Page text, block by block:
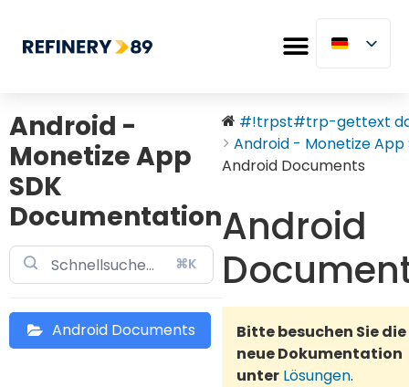
Android -
Monetize App
SDK
Documentation
⌘K
Android Documents
#!trpst#trp-gettext
Android - Monetize App
Android Documents
Android
Bitte besuchen Sie die
neue Dokumentation
unter Lösungen.